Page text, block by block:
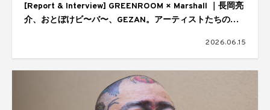
[Report & Interview] GREENROOM × Marshall ｜長岡亮
介、おとぼけビ〜バ〜、GEZAN。アーティストたちの音
2026.06.15